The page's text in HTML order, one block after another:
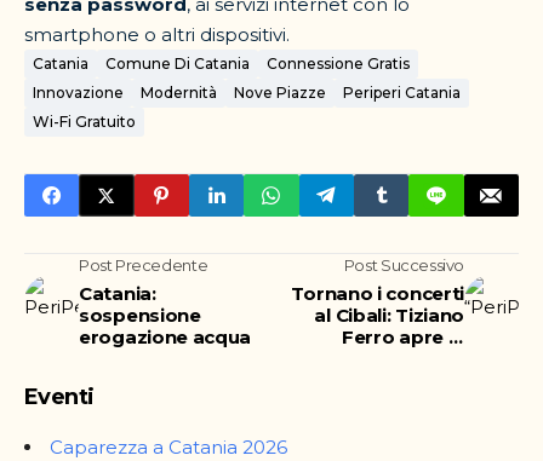
smartphone o altri dispositivi.
Catania Comune Di Catania
Connessione Gratis
Innovazione
Modernità Nove Piazze
Periperi Catania
Wi-Fi Gratuito
Post Precedente
Catania:
sospensione
erogazione acqua
Post Successivo
Tornano i concerti
al Cibali: Tiziano
Ferro apre la
Eventi
Caparezza a Catania 2026